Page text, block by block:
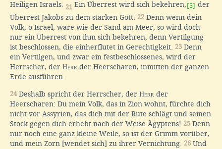
Heiligen Israels. 21 Ein Überrest wird sich bekehren, [5] der
Überrest Jakobs zu dem starken Gott. 22 Denn wenn dein
Volk, o Israel, wäre wie der Sand am Meer, so wird doch
nur ein Überrest von ihm sich bekehren; denn Vertilgung
ist beschlossen, die einherflutet in Gerechtigkeit. 23 Denn
ein Vertilgen, und zwar ein festbeschlossenes, wird der
Herrscher, der Herr der Heerscharen, inmitten der ganzen
Erde ausführen.
24Deshalb spricht der Herrscher, der Herr der
Heerscharen: Du mein Volk, das in Zion wohnt, fürchte dich
nicht vor Assyrien, das dich mit der Rute schlägt und seinen
Stock gegen dich erhebt nach der Weise Ägyptens! 25 Denn
nur noch eine ganz kleine Weile, so ist der Grimm vorüber,
und mein Zorn [wendet sich] zu ihrer Vernichtung. 26 Und